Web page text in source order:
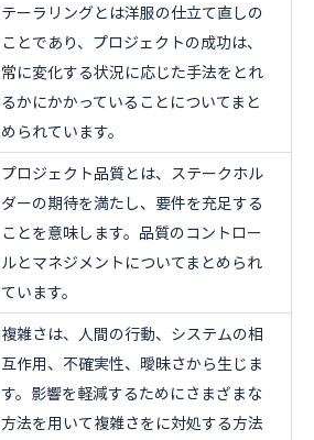
テーラリングとは洋服の仕立て直しの
ことであり、プロジェクトの成功は、
常に変化する状況に応じた手法をとれ
るかにかかっていることについてまと
められています。
プロジェクト品質とは、ステークホル
ダーの期待を満たし、要件を充足する
ことを意味します。品質のコントロー
ルとマネジメントについてまとめられ
ています。
複雑さは、人間の行動、システムの相
互作用、不確実性、曖昧さから生じま
す。影響を軽減するためにさまざまな
方法を用いて複雑さをに対処する方法